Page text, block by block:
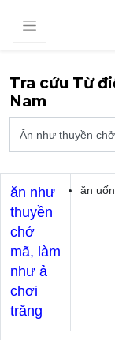
Tra cứu Từ
Nam
ăn như
thuyền
chở
mã, làm
như ả
chơi
trăng
ăn